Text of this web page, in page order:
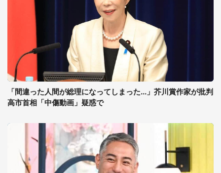
「間違った人間が総理になってしまった...」芥川賞作家が批判
高市首相「中傷動画」疑惑で